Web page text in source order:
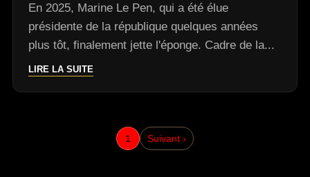
En 2025, Marine Le Pen, qui a été élue
présidente de la république quelques années
plus tôt, finalement jette l'éponge. Cadre de la...
LIRE LA SUITE
1 Suivant ›